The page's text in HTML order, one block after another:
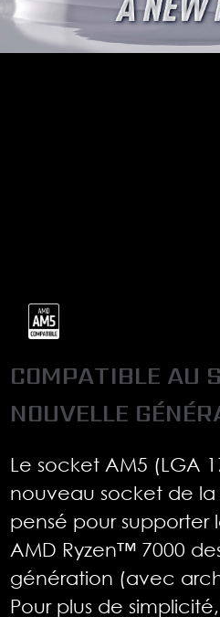
COMPATIBLE AU
NOUVELLE
Le socket AM5 (LGA
nouveau socket de
pensé pour supporter
AMD Ryzen™ 7000
génération (avec
Pour plus de